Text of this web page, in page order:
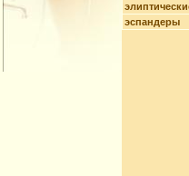
эспандеры